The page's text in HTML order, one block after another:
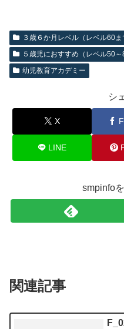
３歳６か月レベル（レベル60ま
５歳児におすすめ（レベル50～
幼児教育アカデミー
シ
X
LINE
smpinfo
関連記事